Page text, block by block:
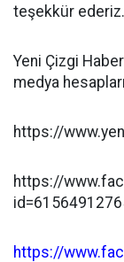
teşekkür ederiz.
Yeni Çizgi
medya
https://
https://
https://